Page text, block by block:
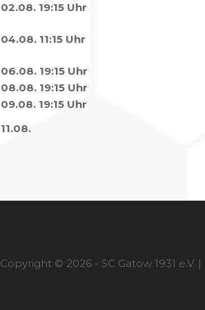
02.08. 19:15 Uhr
04.08. 11:15 Uhr
06.08. 19:15 Uhr
08.08. 19:15 Uhr
09.08. 19:15 Uhr
11.08.
Copyright © 2026 - SC Gatow 1931 e.V. |